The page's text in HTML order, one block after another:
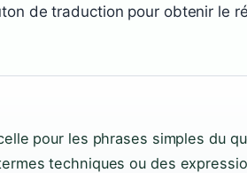
de traduction pour obtenir le
pour les phrases simples du
techniques ou des